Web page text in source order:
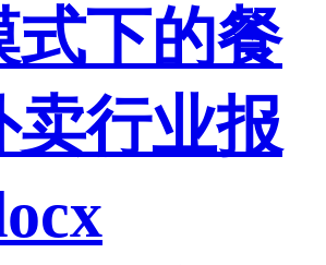
式下的餐
卖行业报